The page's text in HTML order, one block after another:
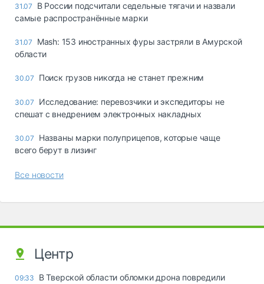
31.07
В России подсчитали седельные тягачи и назвали
самые распространённые марки
31.07
Mash: 153 иностранных фуры застряли в Амурской
области
30.07 Поиск грузов никогда не станет прежним
30.07
Исследование: перевозчики и экспедиторы не
спешат с внедрением электронных накладных
30.07
Названы марки полуприцепов, которые чаще
всего берут в лизинг
Все новости
Центр
09:33
В Тверской области обломки дрона повредили